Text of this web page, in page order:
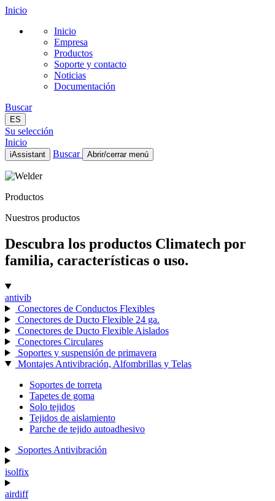
Inicio
Inicio
Empresa
Productos
Soporte y contacto
Noticias
Documentación
Buscar
ES
Su selección
Inicio
iAssistant Buscar Abrir/cerrar menú
Inicio
Productos
Noticias
ES
Productos
Nuestros productos
Descubra los productos Climatech por
familia, características o uso.
antivib
Conectores de Conductos Flexibles
Conectores de Ducto Flexible 24 ga.
Conectores de Ducto Flexible Aislados
Conectores Circulares
Soportes y suspensión de primavera
Montajes Antivibración, Alfombrillas y Telas
Soportes de torreta
Tapetes de goma
Solo tejidos
Tejidos de aislamiento
Parche de tejido autoadhesivo
Soportes Antivibración
isolfix
airdiff